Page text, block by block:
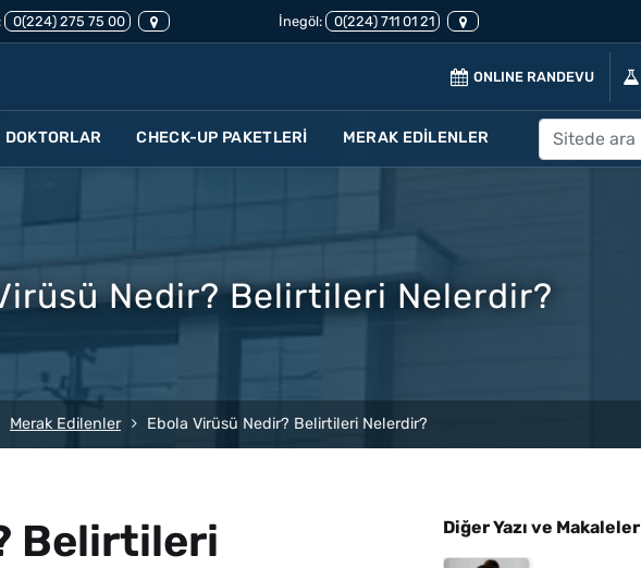
0(224) 275 75 00 İnegöl: 0(224) 711 01 21
ONLINE RANDEVU
DOKTORLAR CHECK-UP PAKETLERİ MERAK EDİLENLER
Nedir? Belirtileri Nelerdir?
Merak Edilenler Ebola Virüsü Nedir? Belirtileri Nelerdir?
Belirtileri
Diğer Yazı ve Makaleler